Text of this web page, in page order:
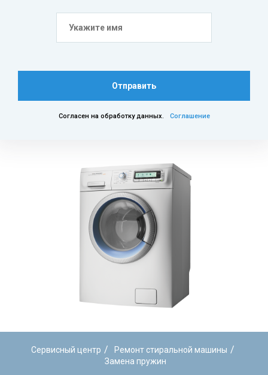
Отправить
Согласен на обработку данных. Соглашение
Сервисный центр / Ремонт стиральной машины /
Замена пружин